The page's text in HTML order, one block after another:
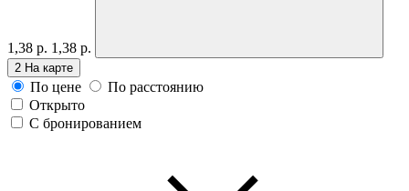
1,38 р. 1,38 р.
2 На карте
По цене
По расстоянию
Открыто
С бронированием